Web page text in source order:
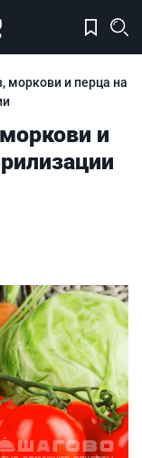
моркови и перца на
и
на зиму без